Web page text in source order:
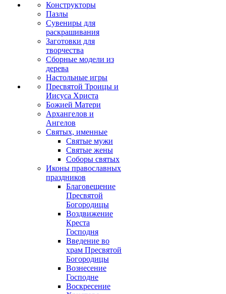
Конструкторы
Пазлы
Сувениры для
раскрашивания
Заготовки для
творчества
Сборные модели из
дерева
Настольные игры
Пресвятой Троицы и
Иисуса Христа
Божией Матери
Архангелов и
Ангелов
Святых, именные
Святые мужи
Святые жены
Соборы святых
Иконы православных
праздников
Благовещение
Пресвятой
Богородицы
Воздвижение
Креста
Господня
Введение во
храм Пресвятой
Богородицы
Вознесение
Господне
Воскресение